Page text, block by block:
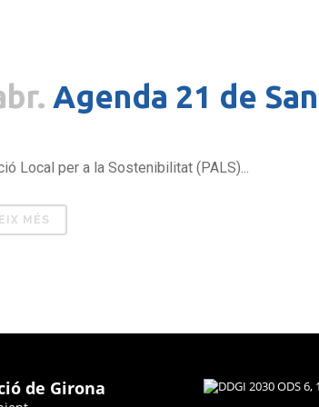
Agenda 21 de
Local per a la Sostenibilitat (PALS)...
MÉS
de Girona